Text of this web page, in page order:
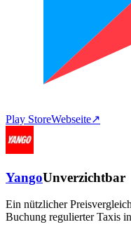
Play StoreWebseite↗
YangoUnverzichtbar
Ein nützlicher
Buchung regulierter Taxis